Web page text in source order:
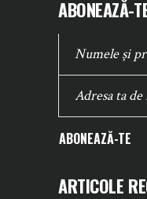
ABONEAZĂ-
ABONEAZĂ-TE
ARTICOLE